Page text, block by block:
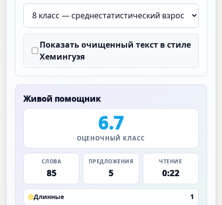
Показать очищенный текст в стиле
Хемингуэя
Живой помощник
6.7
ОЦЕНОЧНЫЙ КЛАСС
СЛОВА
85
ПРЕДЛОЖЕНИЯ
5
ЧТЕНИЕ
0:22
Длинные 1